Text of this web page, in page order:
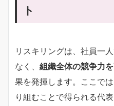
ト
リスキリングは、社員一
なく、 組織全体の競争力
果を発揮します。ここで
り組むことで得られる代